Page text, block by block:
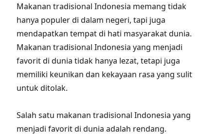
Makanan tradisional Indonesia memang tidak
hanya populer di dalam negeri, tapi juga
mendapatkan tempat di hati masyarakat dunia.
Makanan tradisional Indonesia yang menjadi
favorit di dunia tidak hanya lezat, tetapi juga
memiliki keunikan dan kekayaan rasa yang sulit
untuk ditolak.
Salah satu makanan tradisional Indonesia yang
menjadi favorit di dunia adalah rendang.